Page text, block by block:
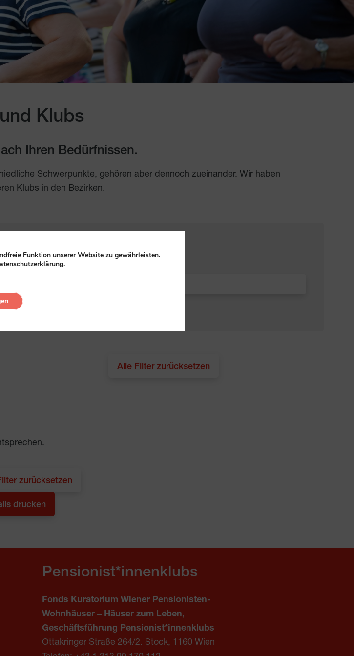
Klubs
Ihren Bedürfnissen.
Schwerpunkte, gehören aber dennoch zueinander. Wir haben
Klubs in den Bezirken.
Alle Filter zurücksetzen
zurücksetzen
drucken
Pensionist*innenklubs
Fonds Kuratorium Wiener Pensionisten-
Wohnhäuser – Häuser zum Leben,
Geschäftsführung Pensionist*innenklubs
Ottakringer Straße 264/2. Stock, 1160 Wien
Funktion unserer Website zu gewährleisten.